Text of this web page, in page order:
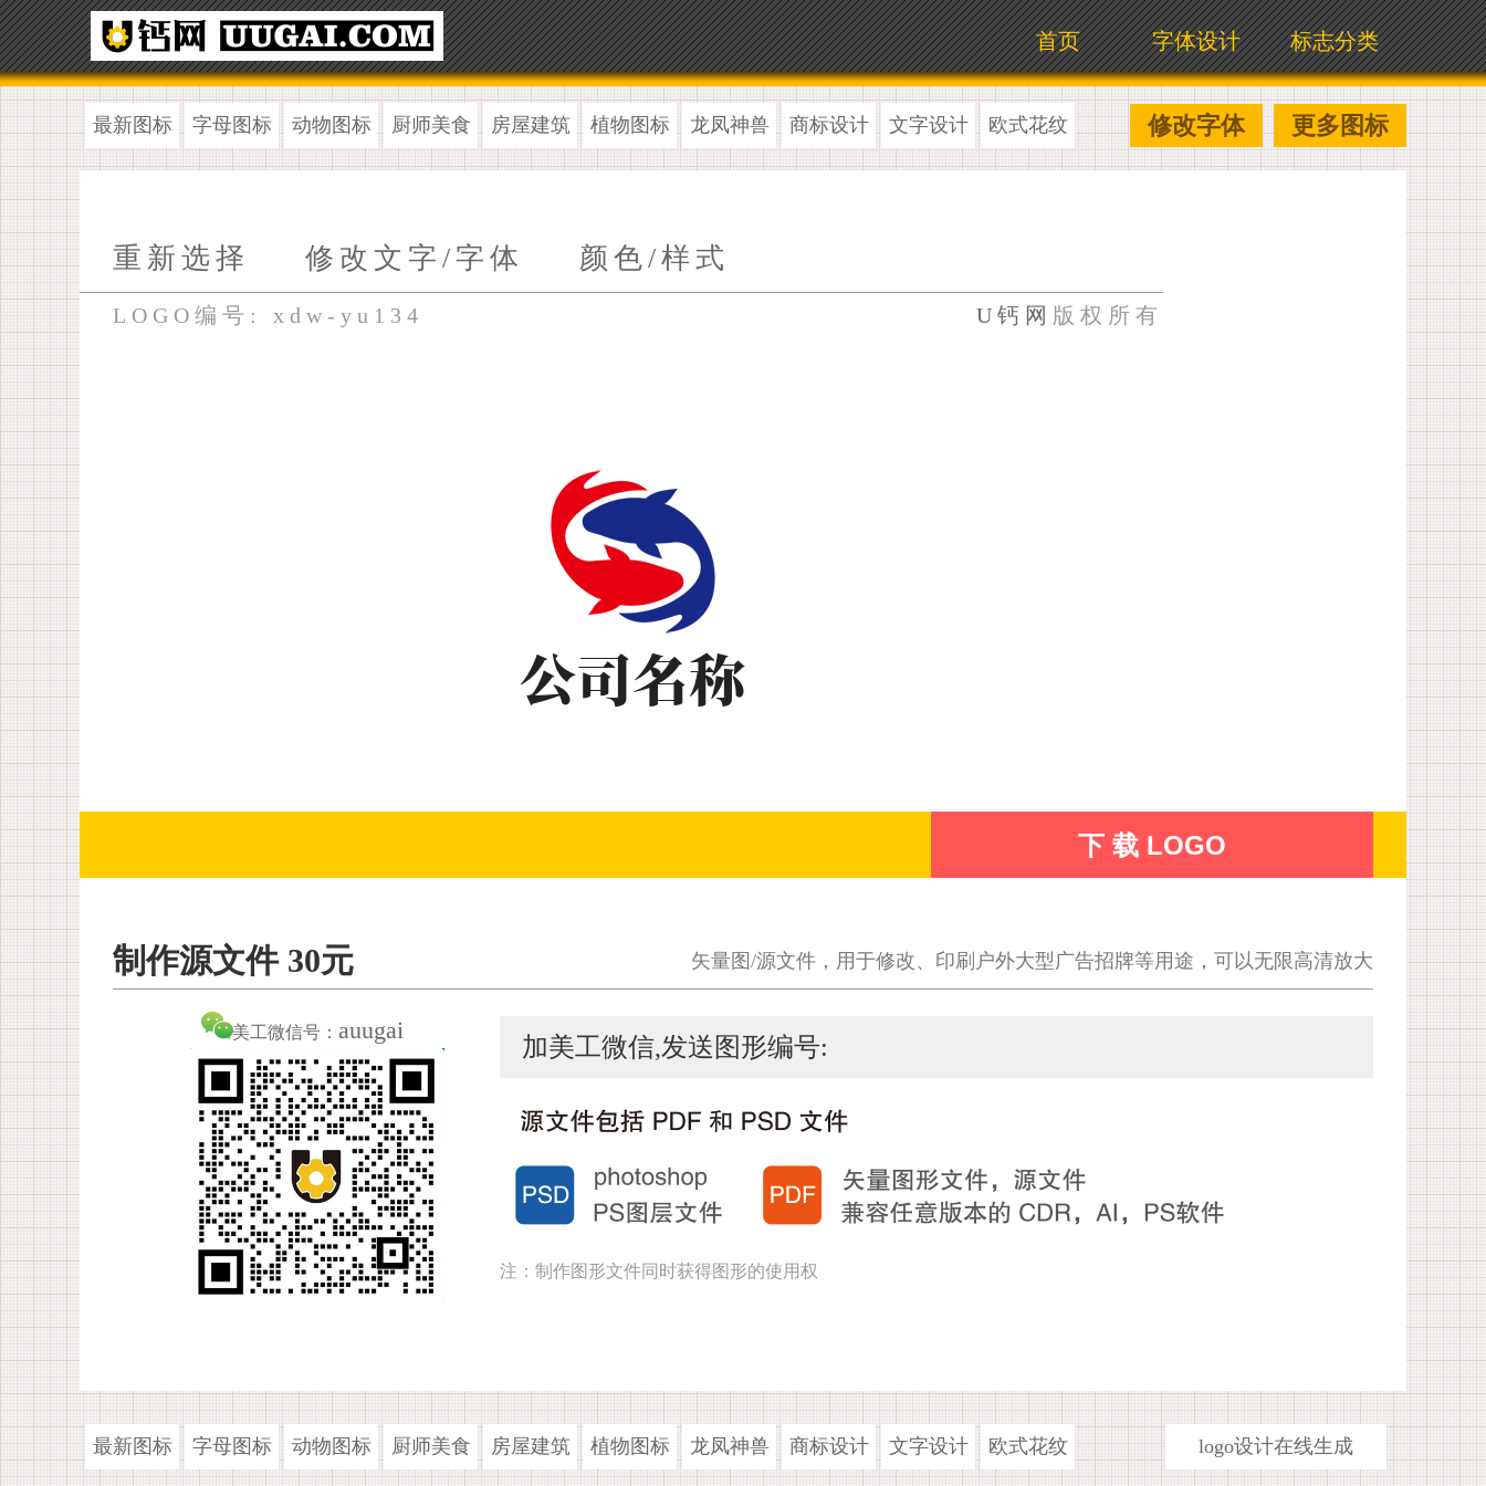
标志分类
字体设计
首页
最新图标 字母图标 动物图标 厨师美食 房屋建筑 植物图标 龙凤神兽 商标设计 文字设计 欧式花纹 更多图标
修改字体
重新选择 修改文字/字体 颜色/样式
LOGO编号: xdw-yu134 U钙网 版权所有
下 载 LOGO
制作源文件 30元 矢量图/源文件，用于修改、印刷户外大型广告招牌等用途，可以无限高清放大
美工微信号： auugai
加美工微信,发送图形编号:
注：制作图形文件同时获得图形的使用权
最新图标 字母图标 动物图标 厨师美食 房屋建筑 植物图标 龙凤神兽 商标设计 文字设计 欧式花纹 logo设计在线生成